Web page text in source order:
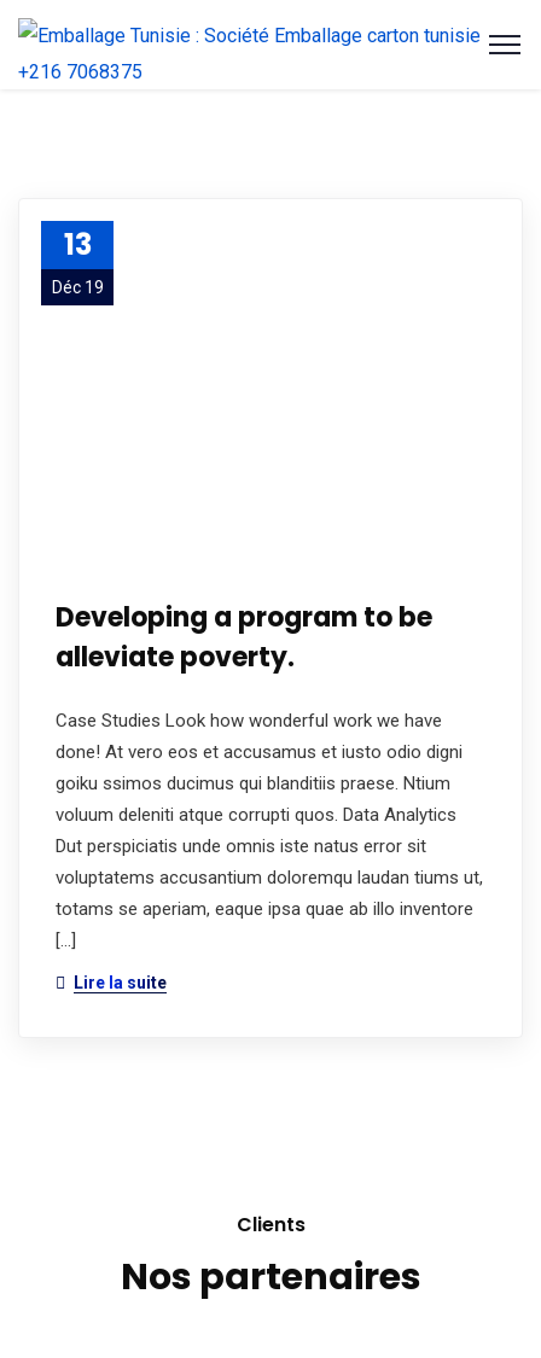
13
Déc 19
Developing a program to be
alleviate poverty.
Case Studies Look how wonderful work we have
done! At vero eos et accusamus et iusto odio digni
goiku ssimos ducimus qui blanditiis praese. Ntium
voluum deleniti atque corrupti quos. Data Analytics
Dut perspiciatis unde omnis iste natus error sit
voluptatems accusantium doloremqu laudan tiums ut,
totams se aperiam, eaque ipsa quae ab illo inventore
[…]
Lire la suite
Clients
Nos partenaires